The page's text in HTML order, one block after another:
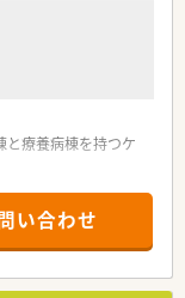
療養病棟を持つケ
も充実した職場環
とりの生活に寄り添
い合わせ